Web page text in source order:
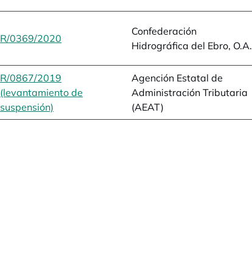
R/0369/2020 se abre en una pestaña nueva
Confederación
Hidrográfica del Ebro, O.A.
R/0867/2019
(levantamiento de
suspensión) se abre en una pestaña nueva
Agención Estatal de
Administración Tributaria
(AEAT)